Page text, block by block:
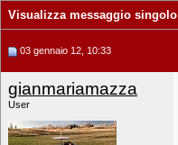
Visualizza messaggio singolo
03 gennaio 12, 10:33
gianmariamazza
User